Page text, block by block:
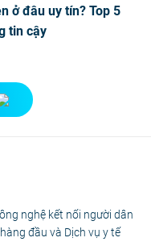
ở đâu uy tín? Top 5
tin cậy
nghệ kết nối người dân
đầu và Dịch vụ y tế